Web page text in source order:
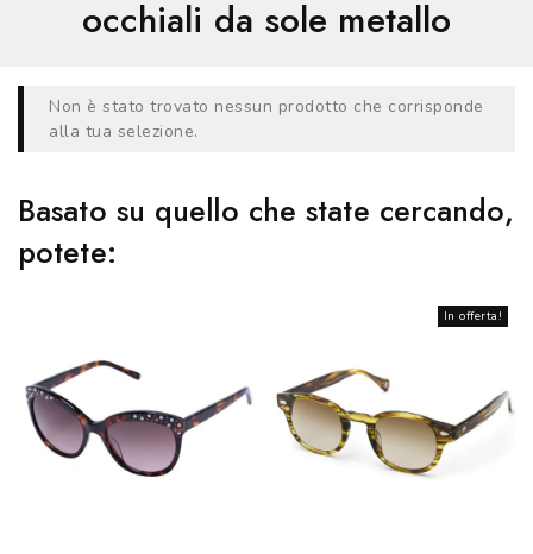
occhiali da sole metallo
Non è stato trovato nessun prodotto che corrisponde
alla tua selezione.
Basato su quello che state cercando,
potete:
In offerta!